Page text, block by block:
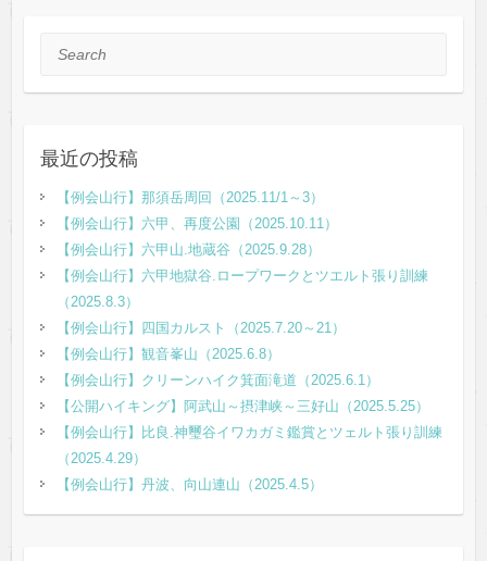
Search
最近の投稿
【例会山行】那須岳周回（2025.11/1～3）
【例会山行】六甲、再度公園（2025.10.11）
【例会山行】六甲山.地蔵谷（2025.9.28）
【例会山行】六甲地獄谷.ロープワークとツエルト張り訓練
（2025.8.3）
【例会山行】四国カルスト（2025.7.20～21）
【例会山行】観音峯山（2025.6.8）
【例会山行】クリーンハイク箕面滝道（2025.6.1）
【公開ハイキング】阿武山～摂津峡～三好山（2025.5.25）
【例会山行】比良.神璽谷イワカガミ鑑賞とツェルト張り訓練
（2025.4.29）
【例会山行】丹波、向山連山（2025.4.5）